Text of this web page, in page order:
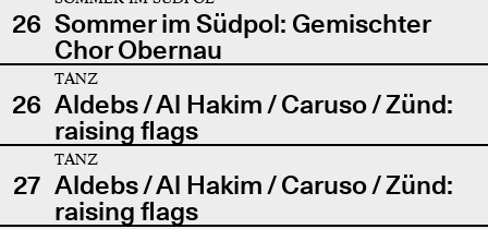
26 Sommer im Südpol: Gemischter
Chor Obernau
26
TANZ
Aldebs / Al Hakim / Caruso / Zünd:
raising flags
27
TANZ
Aldebs / Al Hakim / Caruso / Zünd:
raising flags